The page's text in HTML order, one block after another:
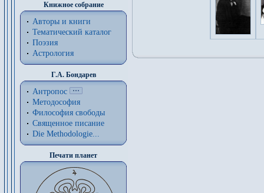
Книжное собрание
Авторы и книги
Тематический каталог
Поэзия
Астрология
Г.А. Бондарев
Антропос
Методософия
Философия cвободы
Священное писание
Die Methodologie...
Печати планет